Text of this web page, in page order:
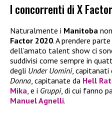
I concorrenti di X
Naturalmente i Manitoba
Factor 2020. A prendere
dell’amato talent show ci
suddivisi come sempre in
degli Under Uomini, capitanati
Donna, capitanate da Hell
Mika, e i Gruppi, di cui fanno
Manuel Agnelli.